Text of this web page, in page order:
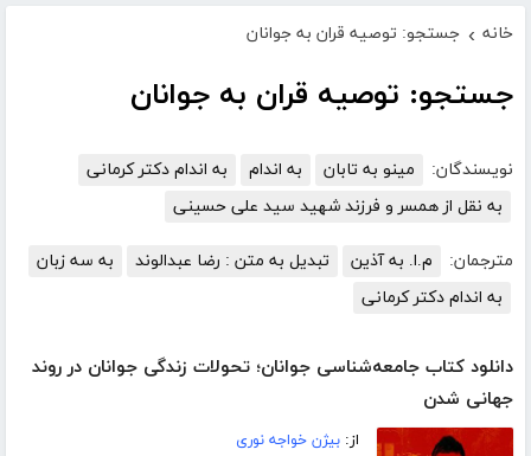
خانه › جستجو: توصیه قران به جوانان
جستجو: توصیه قران به جوانان
نویسندگان: مینو به تابان به اندام
به اندام دکتر کرمانی
به نقل از همسر و فرزند شهید سید علی حسینی
مترجمان: م.ا. به آذین تبدیل به متن : رضا عبدالوند
به سه زبان
به اندام دکتر کرمانی
دانلود کتاب جامعه‌شناسی جوانان؛ تحولات زندگی جوانان در روند
جهانی‌ شدن
از:بیژن خواجه نوری